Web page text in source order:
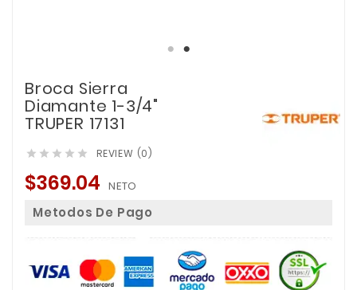
Broca Sierra
Diamante 1-3/4"
TRUPER 17131
     REVIEW (0)
$369.04 NETO
Metodos De Pago